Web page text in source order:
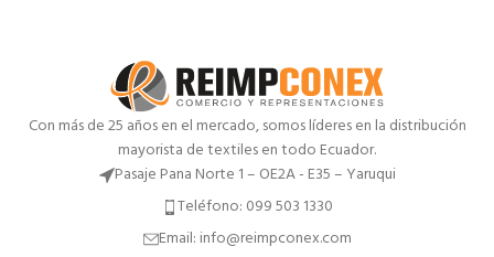
Con más de 25 años en el mercado, somos líderes en la distribución
mayorista de textiles en todo Ecuador.
Pasaje Pana Norte 1 – OE2A - E35 – Yaruqui
Teléfono: 099 503 1330
Email: info@reimpconex.com